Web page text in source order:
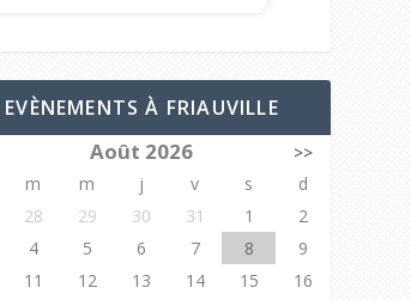
EVÈNEMENTS À FRIAUVILLE
Août 2026
>>
m m j v s
d
28 29 30 31 1
2
4 5 6 7 8
9
11 12 13 14 15
16